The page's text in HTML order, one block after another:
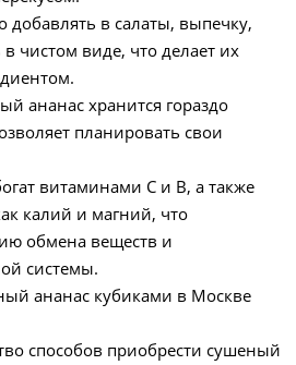
добавлять в салаты, выпечку,
чистом виде, что делает их
ананас хранится гораздо
планировать свои
витаминами C и B, а также
калий и магний, что
обмена веществ и
системы.
ананас кубиками в Москве
способов приобрести сушеный